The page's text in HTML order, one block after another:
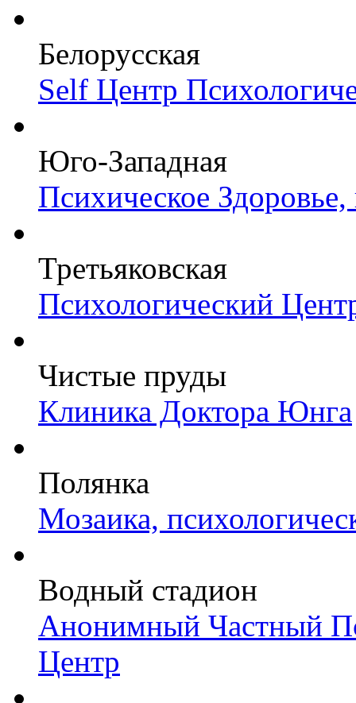
Белорусская
Self Центр
Юго-Западная
Психическое Здоровье,
Третьяковская
Психологический
Чистые пруды
Клиника Доктора Юнга
Полянка
Мозаика,
Водный стадион
Анонимный Частный
Центр